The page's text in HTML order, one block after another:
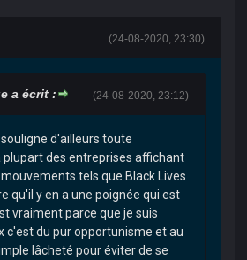
(24-08-2020, 23:30)
(24-08-2020, 23:12)
a écrit :
d'ailleurs toute
plupart des entreprises affichant
tels que Black Lives
qu'il y en a une poignée qui est
vraiment parce que je suis
c'est du pur opportunisme et au
lâcheté pour éviter de se